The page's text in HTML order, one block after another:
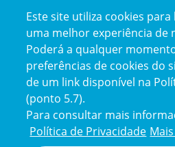
certification2
Reclamações
e
Este site utiliza cookies
uma melhor experiência de
Poderá a qualquer
preferências de cookies do
de um link disponível na
(ponto 5.7).
Para consultar mais
Política de Privacidade